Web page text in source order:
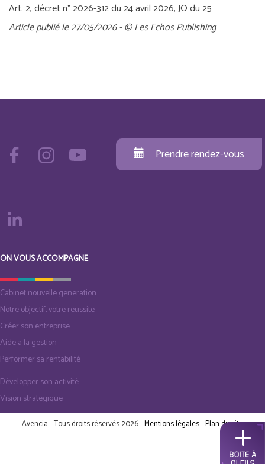
Art. 2, décret n° 2026-312 du 24 avril 2026, JO du 25
Article publié le 27/05/2026 - © Les Echos Publishing
Prendre rendez-vous
ON VOUS ACCOMPAGNE
Cabinet nouvelle generation
Notre objectif, votre reussite
Créer son entreprise
Aide a la gestion
Performer sa rentabilité
Développer son activité
Vision strategique
Avencia - Tous droits réservés 2026 -Mentions légales-Plan du site